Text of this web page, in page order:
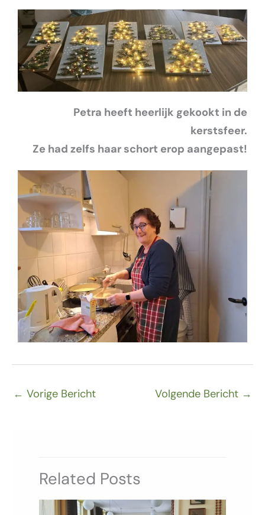
Petra heeft heerlijk gekookt in de
kerstsfeer.
Ze had zelfs haar schort erop aangepast!
← Vorige Bericht Volgende Bericht →
Related Posts